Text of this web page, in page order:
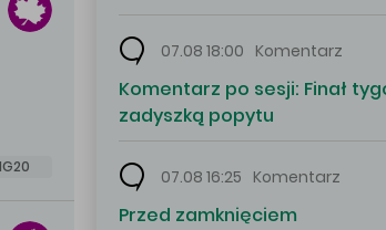
07.08 18:00 Komentarz
Komentarz po sesji: Finał
zadyszką popytu
07.08 16:25 Komentarz
Przed zamknięciem